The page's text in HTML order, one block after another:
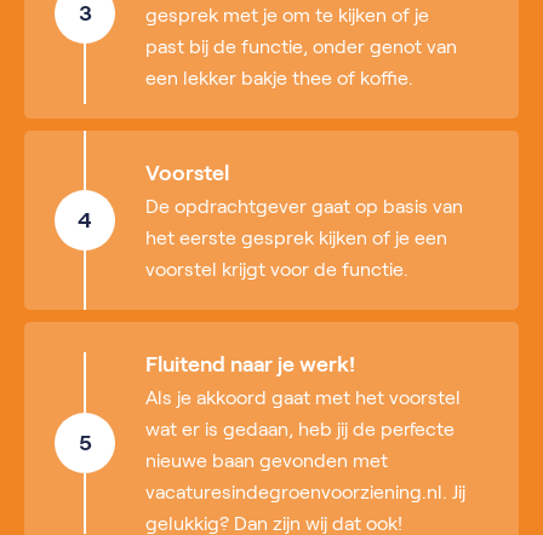
3
gesprek met je om te kijken of je
past bij de functie, onder genot van
een lekker bakje thee of koffie.
4
Voorstel
De opdrachtgever gaat op basis van
het eerste gesprek kijken of je een
voorstel krijgt voor de functie.
5
Fluitend naar je werk!
Als je akkoord gaat met het voorstel
wat er is gedaan, heb jij de perfecte
nieuwe baan gevonden met
vacaturesindegroenvoorziening.nl. Jij
gelukkig? Dan zijn wij dat ook!